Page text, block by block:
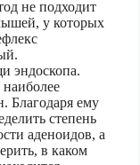
не подходит
у которых
эндоскопа.
Благодаря ему
степень
аденоидов, а
в каком